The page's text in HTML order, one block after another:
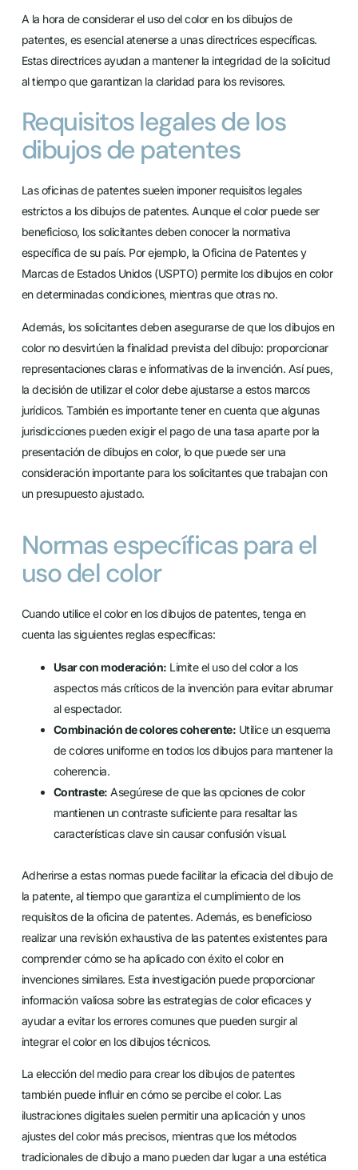
A la hora de considerar el uso del color en los dibujos de
patentes, es esencial atenerse a unas directrices específicas.
Estas directrices ayudan a mantener la integridad de la solicitud
al tiempo que garantizan la claridad para los revisores.
Requisitos legales de los
dibujos de patentes
Las oficinas de patentes suelen imponer requisitos legales
estrictos a los dibujos de patentes. Aunque el color puede ser
beneficioso, los solicitantes deben conocer la normativa
específica de su país. Por ejemplo, la Oficina de Patentes y
Marcas de Estados Unidos (USPTO) permite los dibujos en color
en determinadas condiciones, mientras que otras no.
Además, los solicitantes deben asegurarse de que los dibujos en
color no desvirtúen la finalidad prevista del dibujo: proporcionar
representaciones claras e informativas de la invención. Así pues,
la decisión de utilizar el color debe ajustarse a estos marcos
jurídicos. También es importante tener en cuenta que algunas
jurisdicciones pueden exigir el pago de una tasa aparte por la
presentación de dibujos en color, lo que puede ser una
consideración importante para los solicitantes que trabajan con
un presupuesto ajustado.
Normas específicas para el
uso del color
Cuando utilice el color en los dibujos de patentes, tenga en
cuenta las siguientes reglas específicas:
Usar con moderación: Limite el uso del color a los
aspectos más críticos de la invención para evitar abrumar
al espectador.
Combinación de colores coherente: Utilice un esquema
de colores uniforme en todos los dibujos para mantener la
coherencia.
Contraste: Asegúrese de que las opciones de color
mantienen un contraste suficiente para resaltar las
características clave sin causar confusión visual.
Adherirse a estas normas puede facilitar la eficacia del dibujo de
la patente, al tiempo que garantiza el cumplimiento de los
requisitos de la oficina de patentes. Además, es beneficioso
realizar una revisión exhaustiva de las patentes existentes para
comprender cómo se ha aplicado con éxito el color en
invenciones similares. Esta investigación puede proporcionar
información valiosa sobre las estrategias de color eficaces y
ayudar a evitar los errores comunes que pueden surgir al
integrar el color en los dibujos técnicos.
La elección del medio para crear los dibujos de patentes
también puede influir en cómo se percibe el color. Las
ilustraciones digitales suelen permitir una aplicación y unos
ajustes del color más precisos, mientras que los métodos
tradicionales de dibujo a mano pueden dar lugar a una estética